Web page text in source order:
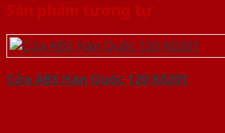
Sản phẩm tương tự
Cửa ABS Hàn Quốc 120 K0201